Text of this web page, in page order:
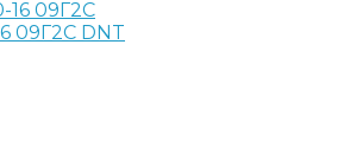
09Г2С DNT